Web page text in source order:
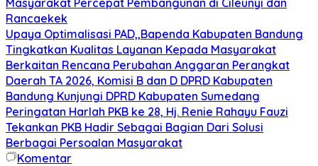
Rancaekek
Upaya Optimalisasi PAD,,Bapenda Kabupaten Bandung
Tingkatkan Kualitas Layanan Kepada Masyarakat
Berkaitan Rencana Perubahan Anggaran Perangkat
Daerah TA 2026, Komisi B dan D DPRD Kabupaten
Bandung Kunjungi DPRD Kabupaten Sumedang
Peringatan Harlah PKB ke 28, Hj. Renie Rahayu Fauzi
Tekankan PKB Hadir Sebagai Bagian Dari Solusi
Berbagai Persoalan Masyarakat
Komentar